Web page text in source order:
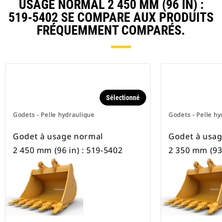
pneus.
USAGE NORMAL 2 450 MM (96 IN) :
519-5402 SE COMPARE AUX PRODUITS
FRÉQUEMMENT COMPARÉS.
Godets - Pelle hydraulique
Sélectionné
Godet à usage normal
2 450 mm (96 in) : 519-5402
Godets - Pelle
Godet à
2 350 mm